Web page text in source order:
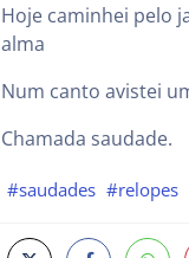
Hoje caminhei pelo
alma
Num canto avistei
Chamada saudade.
#saudades #relopes